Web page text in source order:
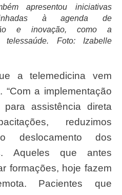
apresentou iniciativas
à agenda de
e inovação, como a
telessaúde. Foto: Izabelle
“Com a implementação
assistência direta
reduzimos
o deslocamento dos
Aqueles que antes
formações, hoje fazem
Pacientes que